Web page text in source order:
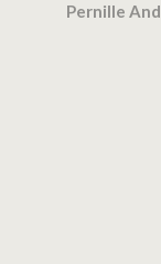
Pernille